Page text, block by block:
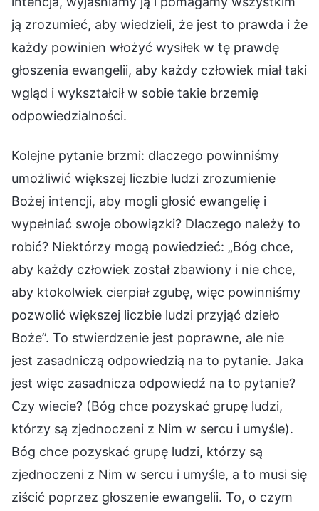
ją zrozumieć, aby wiedzieli, że jest to prawda i że
każdy powinien włożyć wysiłek w tę prawdę
głoszenia ewangelii, aby każdy człowiek miał taki
wgląd i wykształcił w sobie takie brzemię
odpowiedzialności.
Kolejne pytanie brzmi: dlaczego powinniśmy
umożliwić większej liczbie ludzi zrozumienie
Bożej intencji, aby mogli głosić ewangelię i
wypełniać swoje obowiązki? Dlaczego należy to
robić? Niektórzy mogą powiedzieć: „Bóg chce,
aby każdy człowiek został zbawiony i nie chce,
aby ktokolwiek cierpiał zgubę, więc powinniśmy
pozwolić większej liczbie ludzi przyjąć dzieło
Boże”. To stwierdzenie jest poprawne, ale nie
jest zasadniczą odpowiedzią na to pytanie. Jaka
jest więc zasadnicza odpowiedź na to pytanie?
Czy wiecie? (Bóg chce pozyskać grupę ludzi,
którzy są zjednoczeni z Nim w sercu i umyśle).
Bóg chce pozyskać grupę ludzi, którzy są
zjednoczeni z Nim w sercu i umyśle, a to musi się
ziścić poprzez głoszenie ewangelii. To, o czym